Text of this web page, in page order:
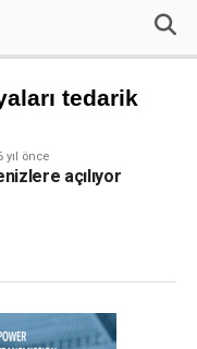
tedarik
yıl önce
açılıyor